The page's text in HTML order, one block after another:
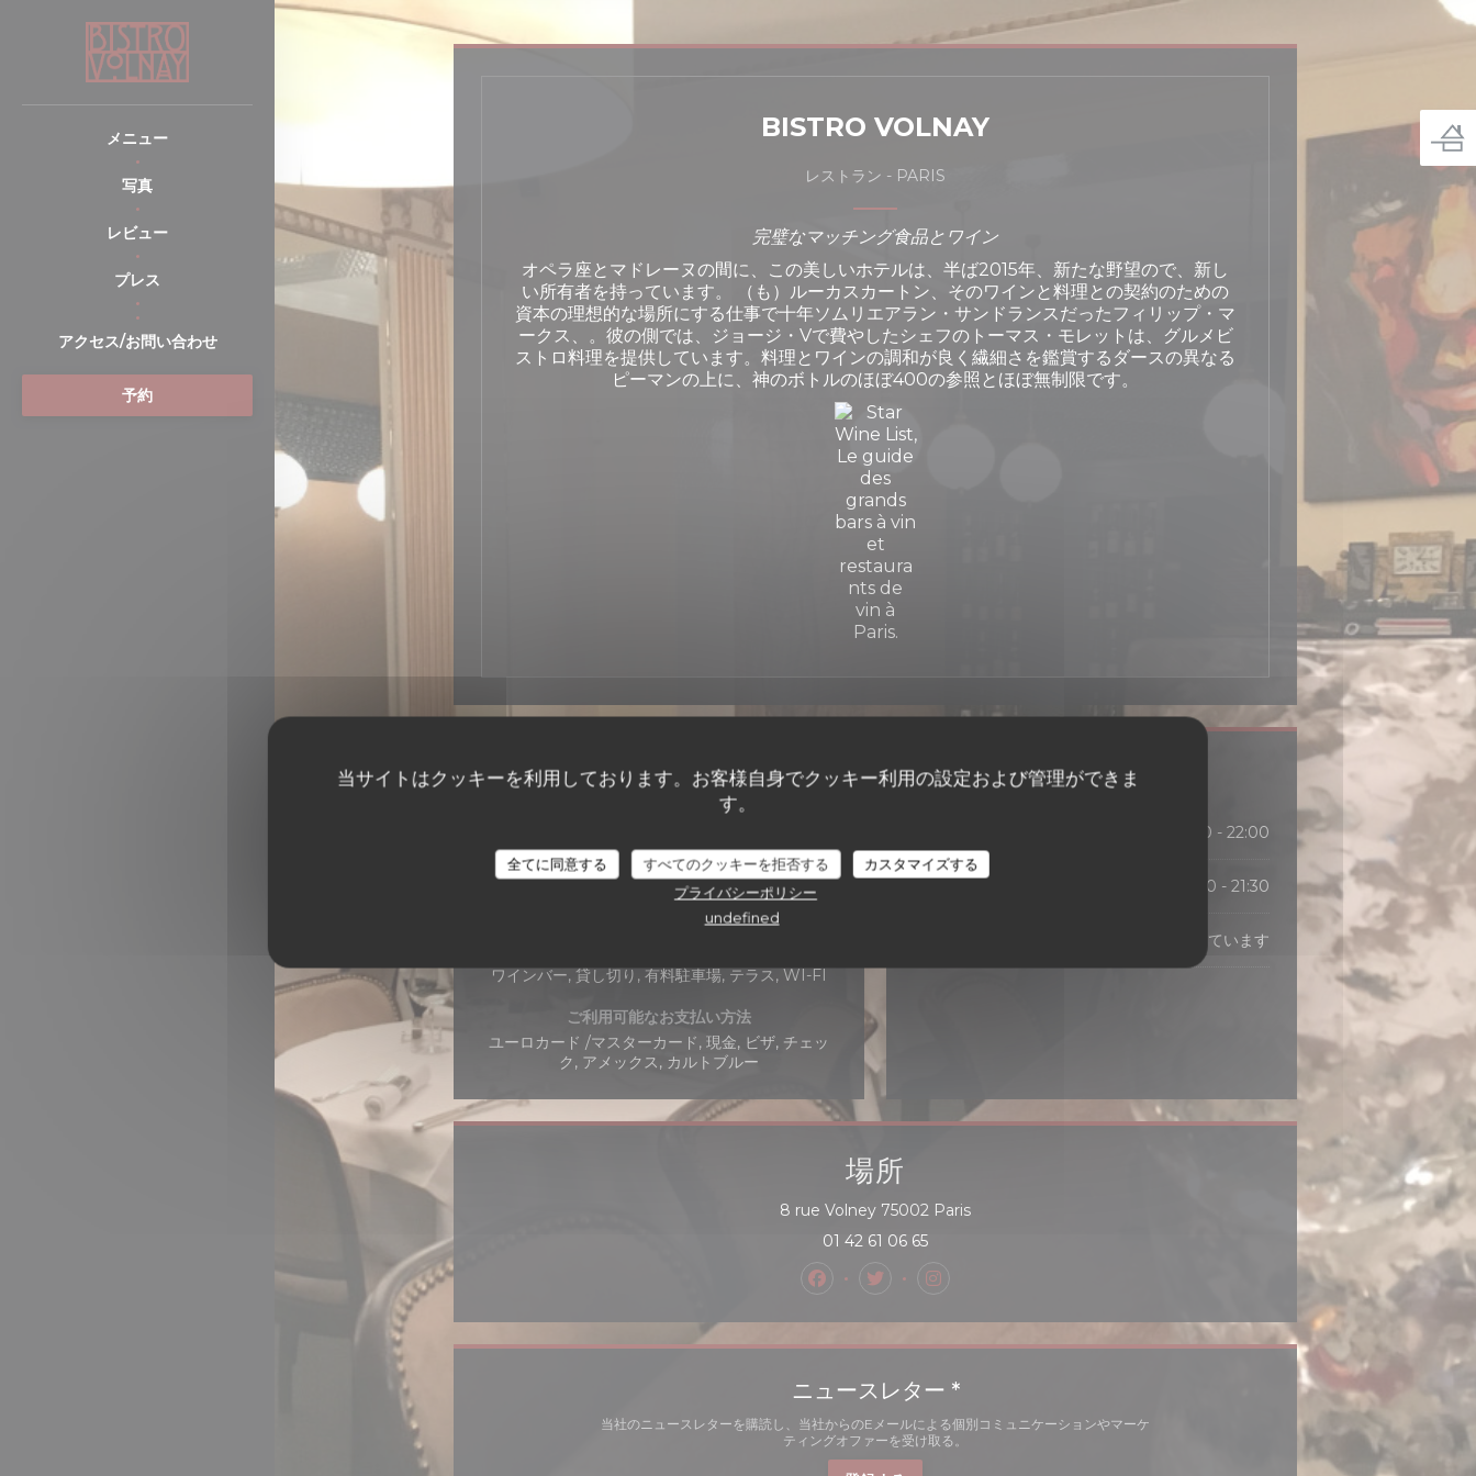
当サイトはクッキーを利用しております。お客様自身でクッキー利用の設定および管理ができま
す。
全てに同意する すべてのクッキーを拒否する
カスタマイズする
プライバシーポリシー
undefined
メニュー
写真
レビュー
プレス
((新しいウィンドウで開きます))
アクセス/お問い合わせ
予約
BISTRO VOLNAY
レストラン - PARIS
完璧なマッチング食品とワイン
オペラ座とマドレーヌの間に、この美しいホテルは、半ば2015年、新たな野望ので、新し
い所有者を持っています。 （も）ルーカスカートン、そのワインと料理との契約のための
資本の理想的な場所にする仕事で十年ソムリエアラン・サンドランスだったフィリップ・マ
ークス、。彼の側では、ジョージ・Vで費やしたシェフのトーマス・モレットは、グルメビ
ストロ料理を提供しています。料理とワインの調和が良く繊細さを鑑賞するダースの異なる
ピーマンの上に、神のボトルのほぼ400の参照とほぼ無制限です。
店舗情報
ビジネスタイプ
ワインバー, 貸し切り, 有料駐車場, テラス, WI-FI
ご利用可能なお支払い方法
ユーロカード /マスターカード, 現金, ビザ, チェッ
ク, アメックス, カルトブルー
営業時間
19:00 - 22:00
19:00 - 21:30
閉じています
場所
8 rue Volney 75002 Paris((新しいウィンドウで開きます))
01 42 61 06 65
Facebook ((新しいウィンドウで開きます))
Twitter ((新しいウィンドウで開きます))
Instagram ((新しいウィンドウで開きます))
ニュースレター *
当社のニュースレターを購読し、当社からのEメールによる個別コミュニケーションやマーケ
ティングオファーを受け取る。